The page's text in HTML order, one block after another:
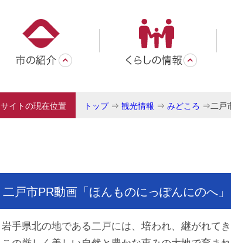
サイトの現在位置 トップ⇒ 観光情報 ⇒ みどころ ⇒二戸
二戸市PR動画「ほんものにっぽんにのへ」
岩手県北の地である二戸には、培われ、継がれて